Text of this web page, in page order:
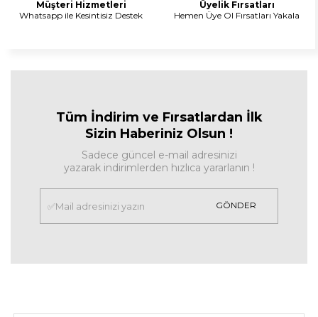
Müşteri Hizmetleri
Whatsapp ile Kesintisiz Destek
Üyelik Fırsatları
Hemen Üye Ol Fırsatları Yakala
Tüm İndirim ve Fırsatlardan İlk
Sizin Haberiniz Olsun !
Sadece güncel e-mail adresinizi
yazarak indirimlerden hızlıca yararlanın !
GÖNDER